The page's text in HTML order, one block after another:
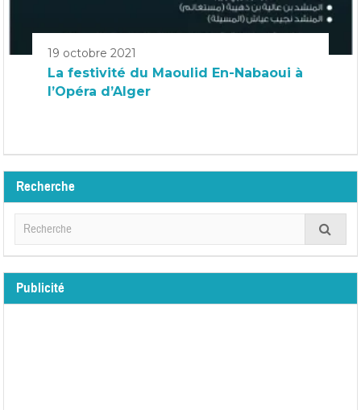
19 octobre 2021
La festivité du Maoulid En-Nabaoui à
l’Opéra d’Alger
Recherche
Publicité